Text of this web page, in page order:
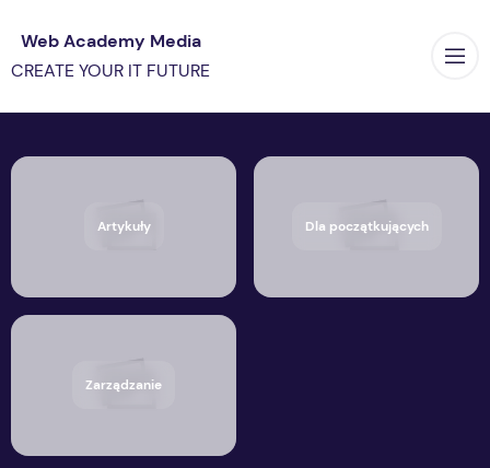
Web Academy Media
CREATE YOUR IT FUTURE
Artykuły Dla początkujących
Zarządzanie